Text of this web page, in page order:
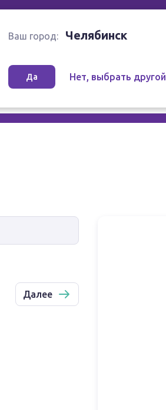
Ваш город: Челябинск
Да Нет, выбрать другой
Далее